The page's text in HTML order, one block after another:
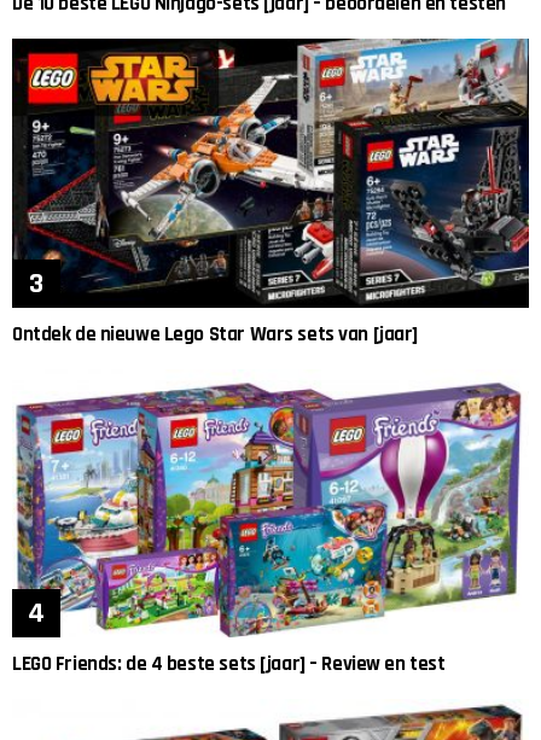
Ontdek de nieuwe Lego Star Wars sets van [jaar]
LEGO Friends: de 4 beste sets [jaar] – Review en test